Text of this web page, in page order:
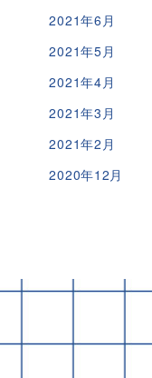
2021年6月
2021年5月
2021年4月
2021年3月
2021年2月
2020年12月